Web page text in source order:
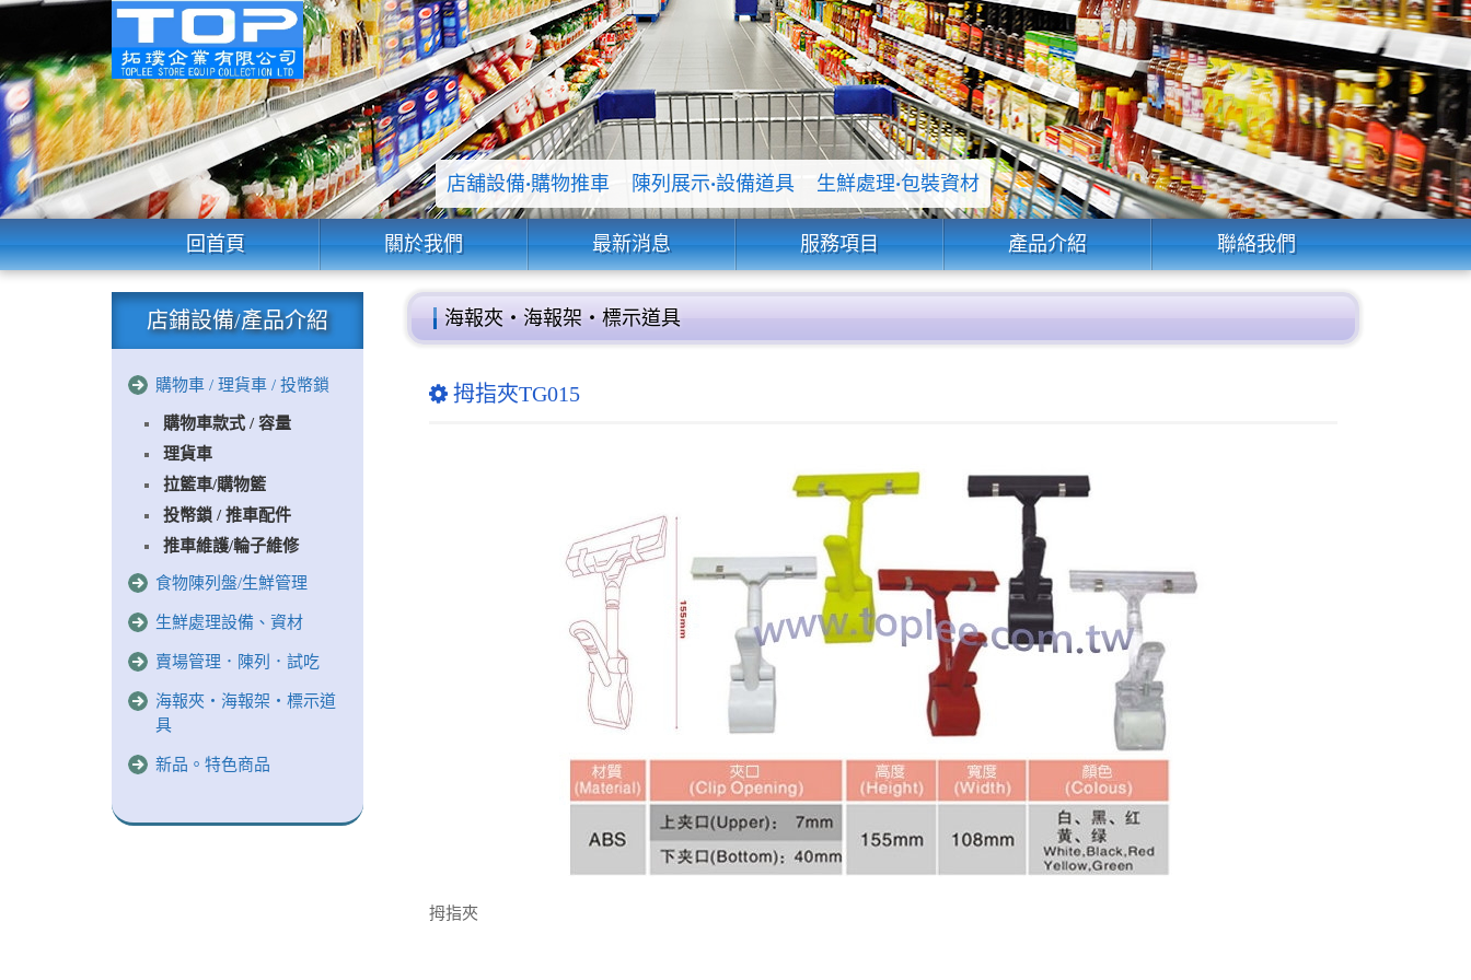
店舖設備‧購物推車 陳列展示‧設備道具 生鮮處理‧包裝資材
回首頁 關於我們 最新消息 服務項目 產品介紹 聯絡我們
店鋪設備/產品介紹
購物車 / 理貨車 / 投幣鎖
購物車款式 / 容量
理貨車
拉籃車/購物籃
投幣鎖 / 推車配件
推車維護/輪子維修
食物陳列盤/生鮮管理
生鮮處理設備、資材
賣場管理．陳列．試吃
海報夾‧海報架‧標示道
具
新品。特色商品
海報夾‧海報架‧標示道具
拇指夾TG015
拇指夾